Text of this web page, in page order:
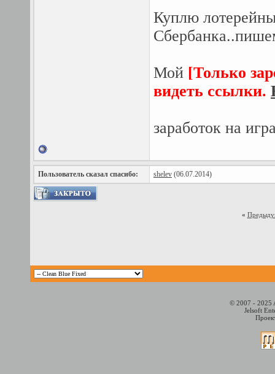
Куплю
Мой [Только
видеть ссылки.
заработок на
Пользователь сказал cпасибо: shelev (06.07.2014)
«
© 2007 - 2025
Jelsoft